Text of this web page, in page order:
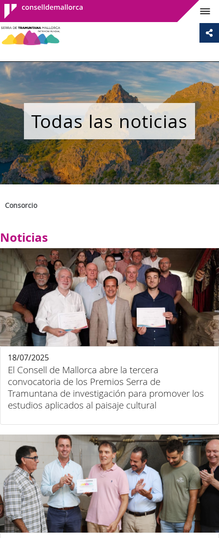
Consell de
Mallorca
Todas las noticias
Consorcio
Noticias
El Consell de Mallorca abre la tercera
convocatoria de los Premios Serra de
Tramuntana de investigación para promover los
estudios aplicados al paisaje cultural
18/07/2025